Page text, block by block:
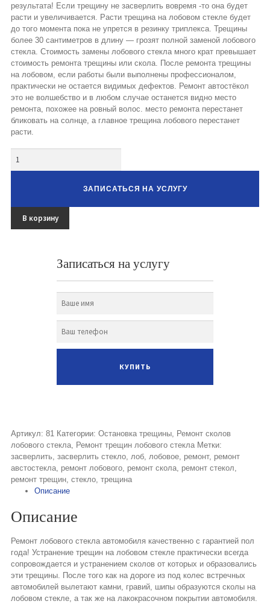
результата! Если трещину не засверлить вовремя -то она будет
расти и увеличивается. Расти трещина на лобовом стекле будет
до того момента пока не упрется в резинку триплекса. Трещины
более 30 сантиметров в длину — грозят полной заменой лобового
стекла. Стоимость замены лобового стекла много крат превышает
стоимость ремонта трещины или скола. После ремонта трещины
на лобовом, если работы были выполнены профессионалом,
практически не остается видимых дефектов. Ремонт автостёкол
это не волшебство и в любом случае останется видно место
ремонта, похожее на ровный волос. место ремонта перестанет
бликовать на солнце, а главное трещина лобового перестанет
расти.
ЗАПИСАТЬСЯ НА УСЛУГУ
В корзину
Записаться на услугу
Артикул:81 Категории:Остановка трещины, Ремонт сколов
лобового стекла, Ремонт трещин лобового стекла Метки:
засверлить,засверлить стекло,лоб,лобовое, ремонт, ремонт
австостекла, ремонт лобового, ремонт скола, ремонт стекол,
ремонт трещин,стекло,трещина
Описание
Описание
Ремонт лобового стекла автомобиля качественно с гарантией пол
года! Устранение трещин на лобовом стекле практически всегда
сопровождается и устранением сколов от которых и образовались
эти трещины. После того как на дороге из под колес встречных
автомобилей вылетают камни, гравий, шипы образуются сколы на
лобовом стекле, а так же на лакокрасочном покрытии автомобиля.